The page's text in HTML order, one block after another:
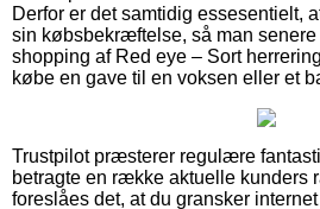
Derfor er det samtidig essesentielt,
sin købsbekræftelse, så man
shopping af Red eye – Sort
købe en gave til en voksen eller et
Trustpilot præsterer regulære
betragte en række aktuelle kunders
foreslåes det, at du gransker